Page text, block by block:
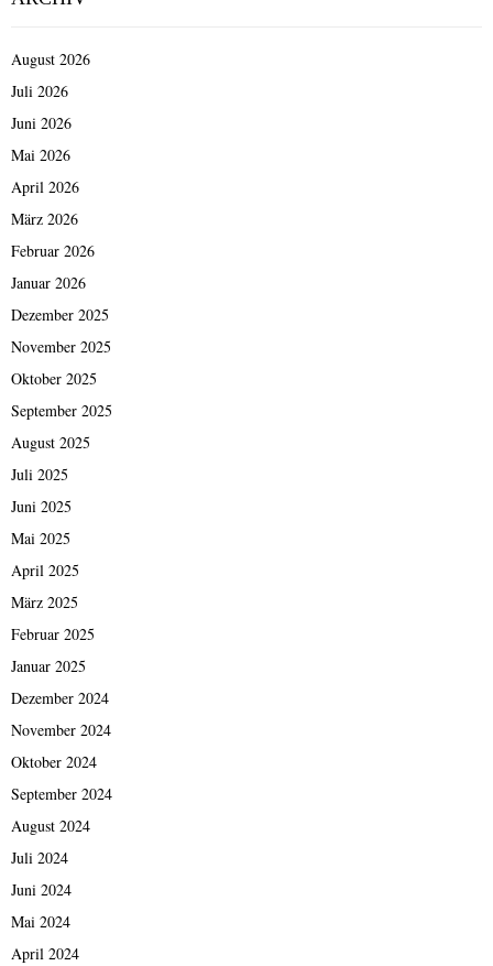
August 2026
Juli 2026
Juni 2026
Mai 2026
April 2026
März 2026
Februar 2026
Januar 2026
Dezember 2025
November 2025
Oktober 2025
September 2025
August 2025
Juli 2025
Juni 2025
Mai 2025
April 2025
März 2025
Februar 2025
Januar 2025
Dezember 2024
November 2024
Oktober 2024
September 2024
August 2024
Juli 2024
Juni 2024
Mai 2024
April 2024